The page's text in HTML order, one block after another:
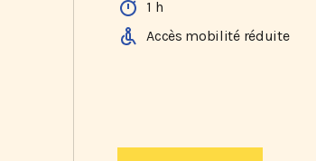
1 h
Accès mobilité réduite